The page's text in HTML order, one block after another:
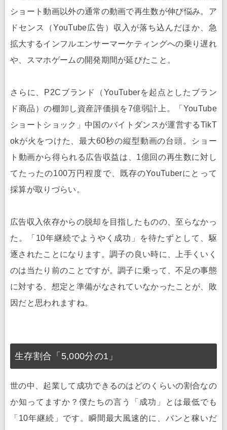
ショート動画以外の通常の動画で再生数が伸び悩み。ア
ドセンス（YouTube広告）収入が落ち込んだほか、急
拡大するインフルエンサーマーケティングへの乗り遅れ
や、スマホゲームの開発期間が延びたこと。
さらに、P2Cブランド（YouTuberを起点としたブラン
ド商品）の棚卸し資産評価損を7億弱計上。「YouTube
ショートショック」中国のバイトダンスが運営するTikT
okが火をつけた、最大60秒の縦型動画の台頭。ショー
ト動画から得られる広告収益は、1億回の再生数に対し
てたったの100万円程度で、既存のYouTuberにとって
採算が取りづらい。
広告収入依存からの脱却を目指したものの、至らなかっ
た。「10年継続でようやく成功」を待たずとして、駆
逐されたことになります。調子の良い時に、上手くいく
のは当たり前のことですが。調子に乗って、不足の事態
に対する、想定と準備がなされていなかったことが、敗
因だと思われますね。
生存割合「5,000分の1」
世の中、起業して成功できるのはどのくらいの割合なの
か知ってますか？僕たちの言う「成功」とは最低でも
「10年継続」です。瞬間最大風速的に、バンと稼いだ